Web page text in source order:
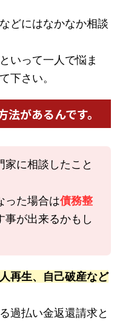
どにはなかなか相談
いって一人で悩ま
下さい。
があるんです。
家に相談したこと
った場合は債務整
事が出来るかもし
再生、自己破産など
過払い金返還請求と